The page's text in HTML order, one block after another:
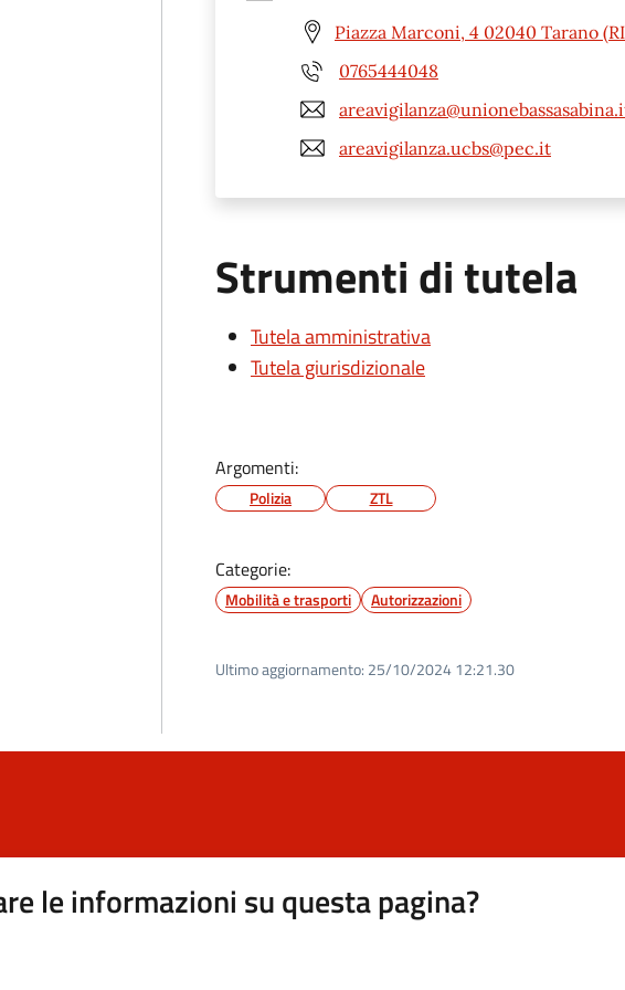
Piazza Marconi, 4 02040 Tarano
0765444048
areavigilanza.ucbs@pec.it
Strumenti di tutela
Tutela amministrativa
Tutela giurisdizionale
Argomenti:
Polizia ZTL
Categorie:
Mobilità e trasporti Autorizzazioni
Ultimo aggiornamento: 25/10/2024 12:21.30
le informazioni su questa pagina?